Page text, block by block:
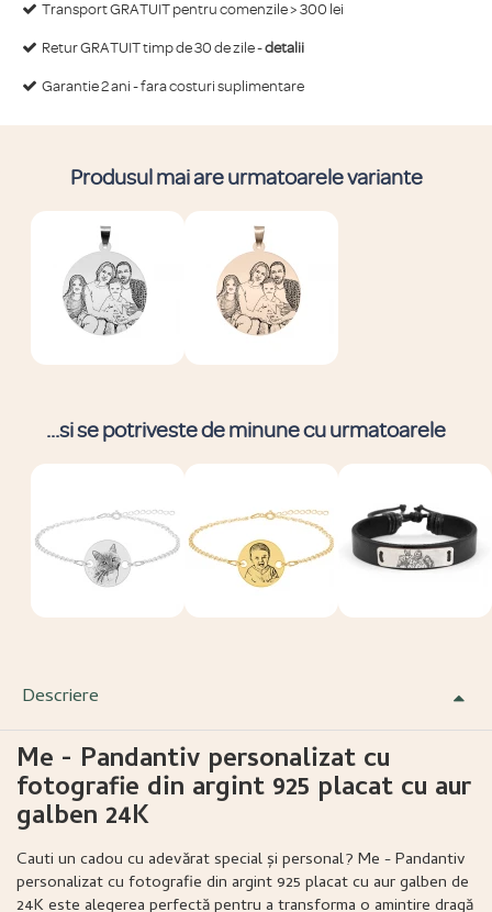
Transport GRATUIT pentru comenzile > 300 lei
Retur GRATUIT timp de 30 de zile -detalii
Garantie 2 ani - fara costuri suplimentare
Produsul mai are urmatoarele variante
...si se potriveste de minune cu urmatoarele
Descriere
Me - Pandantiv personalizat cu
fotografie din argint 925 placat cu aur
galben 24K
Cauti un cadou cu adevărat special și personal? Me - Pandantiv
personalizat cu fotografie din argint 925 placat cu aur galben de
24K este alegerea perfectă pentru a transforma o amintire dragă